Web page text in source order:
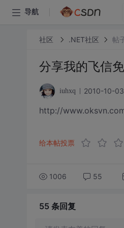
导航
社区 .NET社区 帖
分享我的飞信
iuhxq 2010-10-
http://
给本帖投票
1006 55
55 条回复